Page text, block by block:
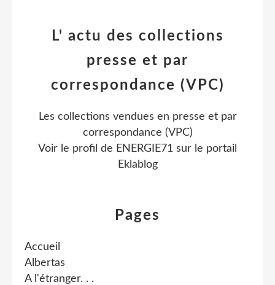
Pages
Accueil
Albertas
A l'étranger. . .
L' actu des collections
presse et par
correspondance (VPC)
Les collections vendues en presse et par
correspondance (VPC)
Voir le profil de ENERGIE71 sur le portail
Eklablog